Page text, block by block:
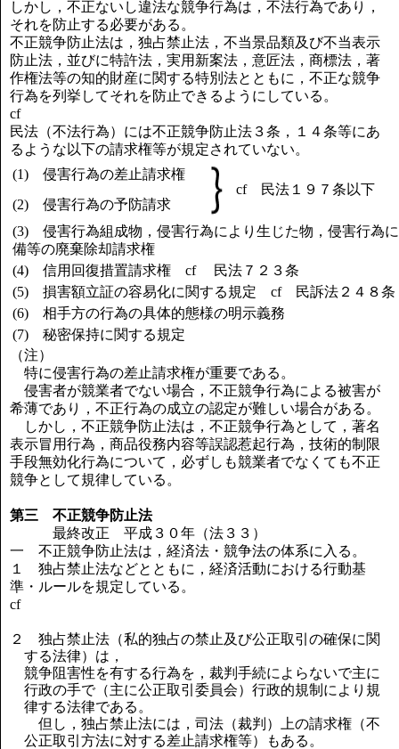
しかし，不正ないし違法な競争行為は，不法行為であり，
それを防止する必要がある。
不正競争防止法は，独占禁止法，不当景品類及び不当表示
防止法，並びに特許法，実用新案法，意匠法，商標法，著
作権法等の知的財産に関する特別法とともに，不正な競争
行為を列挙してそれを防止できるようにしている。
cf
民法（不法行為）には不正競争防止法３条，１４条等にあ
るような以下の請求権等が規定されていない。
(1) 侵害行為の差止請求権
cf 民法１９７条以下
(2) 侵害行為の予防請求
(3) 侵害行為組成物，侵害行為により生じた物，侵害行為
備等の廃棄除却請求権
(4) 信用回復措置請求権 cf 民法７２３条
(5) 損害額立証の容易化に関する規定 cf 民訴法２４８条
(6) 相手方の行為の具体的態様の明示義務
(7) 秘密保持に関する規定
（注）
特に侵害行為の差止請求権が重要である。
侵害者が競業者でない場合，不正競争行為による被害が
希薄であり，不正行為の成立の認定が難しい場合がある。
しかし，不正競争防止法は，不正競争行為として，著名
表示冒用行為，商品役務内容等誤認惹起行為，技術的制限
手段無効化行為について，必ずしも競業者でなくても不正
競争として規律している。
第三 不正競争防止法
最終改正 平成３０年（法３３）
一 不正競争防止法は，経済法・競争法の体系に入る。
１ 独占禁止法などとともに，経済活動における行動基
準・ルールを規定している。
cf
２ 独占禁止法（私的独占の禁止及び公正取引の確保に関
する法律）は，
競争阻害性を有する行為を，裁判手続によらないで主に
行政の手で（主に公正取引委員会）行政的規制により規
律する法律である。
但し，独占禁止法には，司法（裁判）上の請求権（不
公正取引方法に対する差止請求権等）もある。